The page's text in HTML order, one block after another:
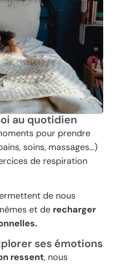
au quotidien
pour prendre
soins, massages…)
de respiration
de nous
et de recharger
ses émotions
ressent, nous